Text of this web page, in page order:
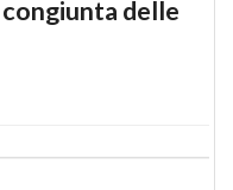
delle